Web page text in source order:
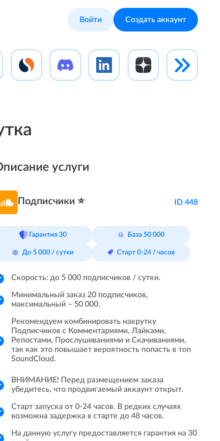
Войти Создать аккаунт
услуги
Подписчики ⭐️ ID 448
Гарантия 30 База 50 000
До 5 000 / сутки Старт 0-24 / часов
Скорость: до 5 000 подписчиков / сутки.
Минимальный заказ 20 подписчиков,
максимальный – 50 000.
Рекомендуем комбинировать накрутку
Подписчиков с Комментариями, Лайками,
Репостами, Прослушиваниями и Скачиваниями,
так как это повышает вероятность попасть в топ
SoundCloud.
ВНИМАНИЕ! Перед размещением заказа
убедитесь, что продвигаемый аккаунт открыт.
Старт запуска от 0-24 часов. В редких случаях
возможна задержка в старте до 48 часов.
На данную услугу предоставляется гарантия на 30